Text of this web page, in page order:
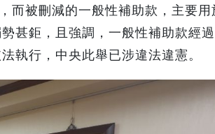
而被刪減的一般性補助款，主要用
甚鉅，且強調，一般性補助款經
執行，中央此舉已涉違法違憲。